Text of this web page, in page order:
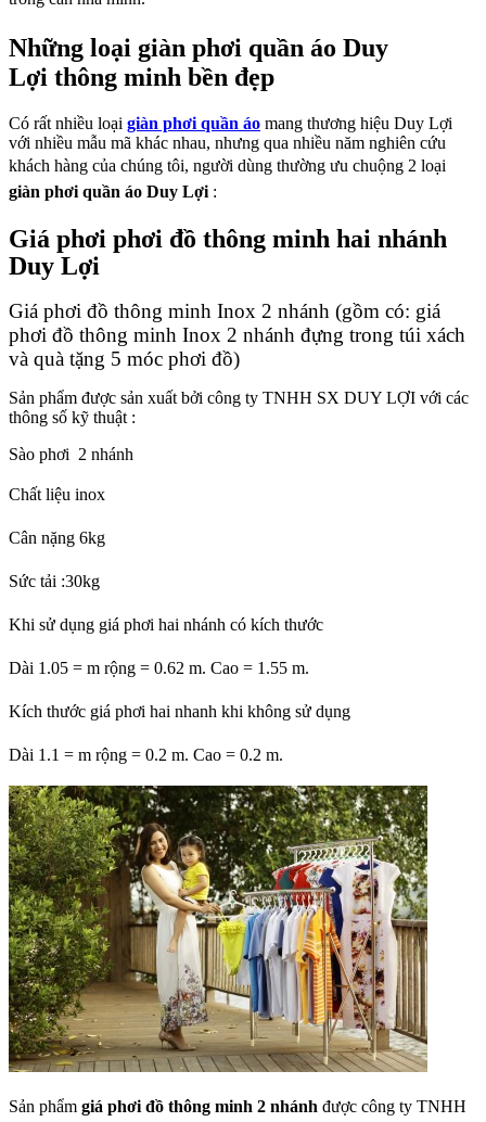
Những loại giàn phơi quần áo Duy
Lợi thông minh bền đẹp
Có rất nhiều loại giàn phơi quần áo mang thương hiệu Duy Lợi
với nhiều mẫu mã khác nhau, nhưng qua nhiều năm nghiên cứu
khách hàng của chúng tôi, người dùng thường ưu chuộng 2 loại
giàn phơi quần áo Duy Lợi :
Giá phơi phơi đồ thông minh hai nhánh
Duy Lợi
Giá phơi đồ thông minh Inox 2 nhánh (gồm có: giá
phơi đồ thông minh Inox 2 nhánh đựng trong túi xách
và quà tặng 5 móc phơi đồ)
Sản phẩm được sản xuất bởi công ty TNHH SX DUY LỢI với các
thông số kỹ thuật :
Sào phơi 2 nhánh
Chất liệu inox
Cân nặng 6kg
Sức tải :30kg
Khi sử dụng giá phơi hai nhánh có kích thước
Dài 1.05 = m rộng = 0.62 m. Cao = 1.55 m.
Kích thước giá phơi hai nhanh khi không sử dụng
Dài 1.1 = m rộng = 0.2 m. Cao = 0.2 m.
Sản phẩm giá phơi đồ thông minh 2 nhánh được công ty TNHH